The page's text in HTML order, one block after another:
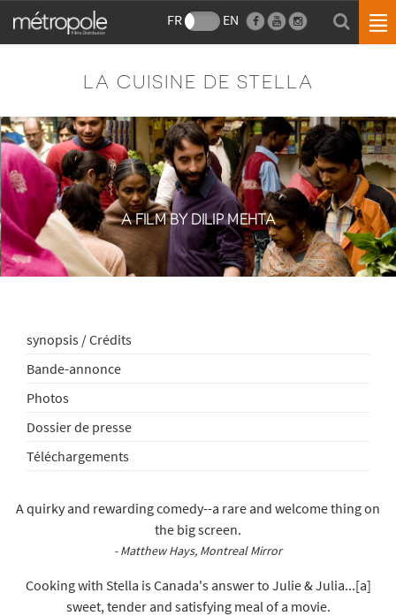
FR EN
LA CUISINE DE STELLA
A FILM BY DILIP MEHTA
synopsis / Crédits
Bande-annonce
Photos
Dossier de presse
Téléchargements
A quirky and rewarding comedy--a rare and welcome thing on
the big screen.
- Matthew Hays, Montreal Mirror
Cooking with Stella is Canada's answer to Julie & Julia...[a]
sweet, tender and satisfying meal of a movie.